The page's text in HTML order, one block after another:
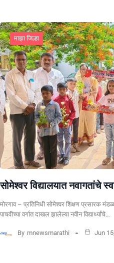
माझा जिल्हा
सोमेश्वर विद्यालयात नवागतांचे
मोरगाव – प्रतिनिधी सोमेश्वर शिक्षण प्रसारक
पाचवीच्या वर्गात दाखल झालेल्या नवीन विद्यार्थ्यांचे…
By mnewsmarathi Jun